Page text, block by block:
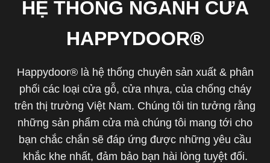
HỆ THỐNG NGÀNH CỬA
HAPPYDOOR®
Happydoor® là hệ thống chuyên sản xuất & phân
phối các loại cửa gỗ, cửa nhựa, của chống cháy
trên thị trường Việt Nam. Chúng tôi tin tưởng rằng
những sản phẩm cửa mà chúng tôi mang tới cho
bạn chắc chắn sẽ đáp ứng được những yêu cầu
khắc khe nhất, đảm bảo bạn hài lòng tuyệt đối.